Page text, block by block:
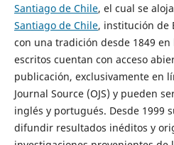
Santiago de Chile, el cual se
Santiago de Chile, institución de
con una tradición desde 1849 en
escritos cuentan con acceso
publicación, exclusivamente en
Journal Source (OJS) y pueden
inglés y portugués. Desde 1999
difundir resultados inéditos y